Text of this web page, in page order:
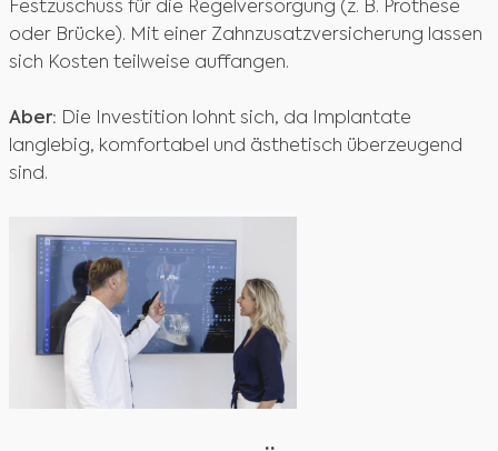
Festzuschuss für die Regelversorgung (z. B. Prothese
oder Brücke). Mit einer Zahnzusatzversicherung lassen
sich Kosten teilweise auffangen.
Aber: Die Investition lohnt sich, da Implantate
langlebig, komfortabel und ästhetisch überzeugend
sind.